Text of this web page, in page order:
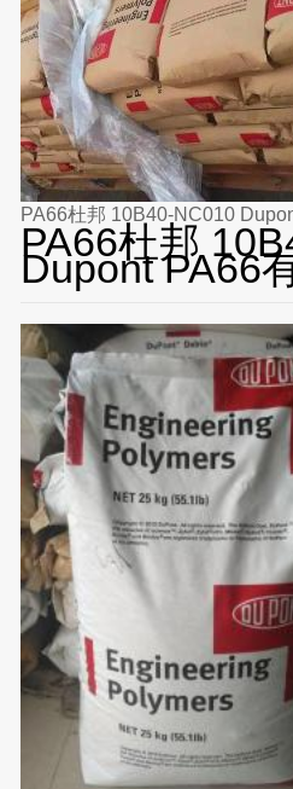
PA66杜邦 10B40-NC010
PA66杜邦
Dupont PA66